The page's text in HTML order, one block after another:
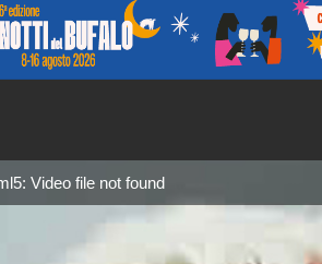
Video file not found